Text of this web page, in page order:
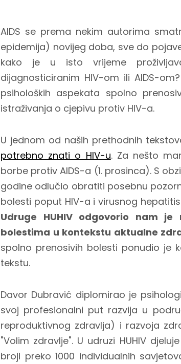
AIDS se prema nekim autorima
epidemija) novijeg doba, sve do
kako je u isto vrijeme
dijagnosticiranim HIV-om ili AIDS-
psiholoških aspekata spolno
istraživanja o cjepivu protiv HIV-a.
U jednom od naših prethodnih
potrebno znati o HIV-u. Za nešto
borbe protiv AIDS-a (1. prosinca). S
godine odlučio obratiti posebnu
bolesti poput HIV-a i virusnog
Udruge HUHIV odgovorio nam
bolestima u kontekstu aktualne
spolno prenosivih bolesti ponudio je
tekstu.
Davor Dubravić diplomirao je
svoj profesionalni put razvija u
reproduktivnog zdravlja) i razvoja
"Volim zdravlje". U udruzi HUHIV
broji preko 1000 individualnih